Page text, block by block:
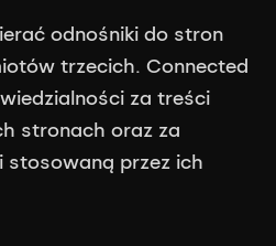
odnośniki do stron
trzecich. Connected
za treści
stronach oraz za
przez ich